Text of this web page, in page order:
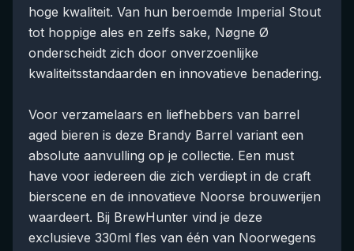
hoge kwaliteit. Van hun beroemde Imperial Stout
tot hoppige ales en zelfs sake, Nøgne Ø
onderscheidt zich door onverzoenlijke
kwaliteitsstandaarden en innovatieve benadering.
Voor verzamelaars en liefhebbers van barrel
aged bieren is deze Brandy Barrel variant een
absolute aanvulling op je collectie. Een must
have voor iedereen die zich verdiept in de craft
bierscene en de innovatieve Noorse brouwerijen
waardeert. Bij BrewHunter vind je deze
exclusieve 330ml fles van één van Noorwegens